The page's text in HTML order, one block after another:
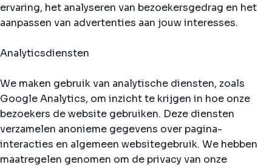
ervaring, het analyseren van bezoekersgedrag en het
aanpassen van advertenties aan jouw interesses.
Analyticsdiensten
We maken gebruik van analytische diensten, zoals
Google Analytics, om inzicht te krijgen in hoe onze
bezoekers de website gebruiken. Deze diensten
verzamelen anonieme gegevens over pagina-
interacties en algemeen websitegebruik. We hebben
maatregelen genomen om de privacy van onze